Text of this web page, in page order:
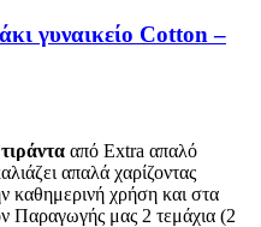
γυναικείο Cotton –
από Extra απαλό
απαλά χαρίζοντας
καθημερινή χρήση και στα
Παραγωγής μας 2 τεμάχια (2